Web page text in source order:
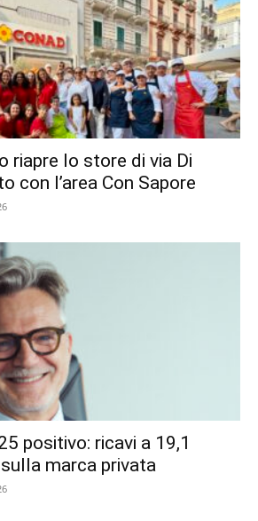
riapre lo store di via Di
con l’area Con Sapore
positivo: ricavi a 19,1
marca privata